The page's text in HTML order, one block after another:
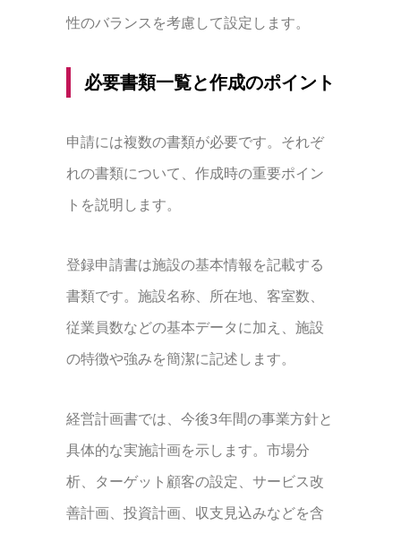
性のバランスを考慮して設定します。
必要書類一覧と作成のポイント
申請には複数の書類が必要です。それぞ
れの書類について、作成時の重要ポイン
トを説明します。
登録申請書は施設の基本情報を記載する
書類です。施設名称、所在地、客室数、
従業員数などの基本データに加え、施設
の特徴や強みを簡潔に記述します。
経営計画書では、今後3年間の事業方針と
具体的な実施計画を示します。市場分
析、ターゲット顧客の設定、サービス改
善計画、投資計画、収支見込みなどを含